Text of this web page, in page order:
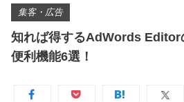
集客・広告
知れば得するAdWords Editor
便利機能6選！